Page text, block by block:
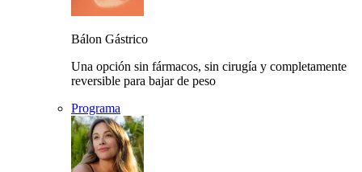
Bálon Gástrico
Una opción sin fármacos, sin cirugía y completamente
reversible para bajar de peso
Programa